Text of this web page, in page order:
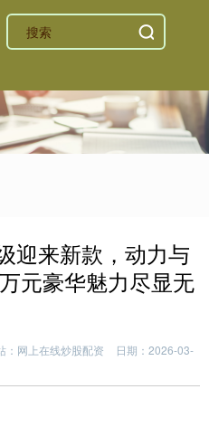
迎来新款，动力与
元豪华魅力尽显无
：网上在线炒股配资
日期：2026-03-